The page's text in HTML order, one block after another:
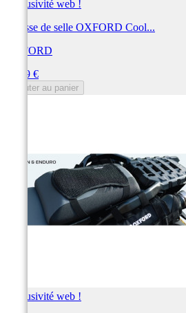
Exclusivité web !
Housse de selle OXFORD Cool...
OXFORD
35,99 €
Ajouter au panier
Exclusivité web !